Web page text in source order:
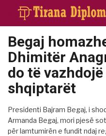
Begaj
Dhimitër
do të
shqiptarët
Presidenti Bajram Begaj, i
Armanda Begaj, mori pjesë
për lamtumirën e fundit ndaj